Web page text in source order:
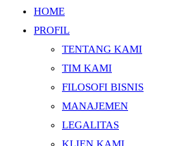
HOME
PROFIL
TENTANG KAMI
TIM KAMI
FILOSOFI BISNIS
MANAJEMEN
LEGALITAS